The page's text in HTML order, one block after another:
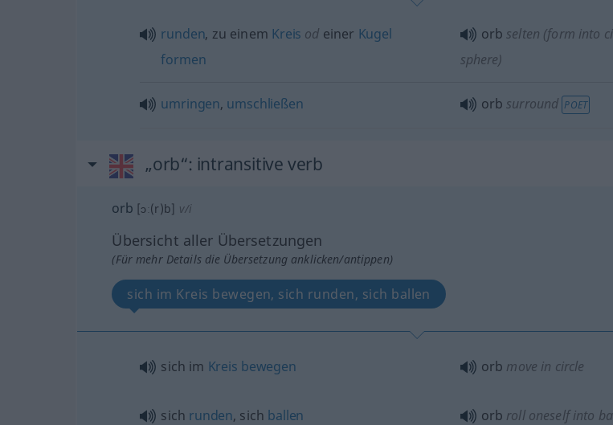
runden, zu einem Kreis od einer Kugel
formen
orb selten (form into
sphere)
umringen, umschließen orb surround POET
„orb“: intransitive verb
orb [ɔː(r)b] v/i
Übersicht aller Übersetzungen
(Für mehr Details die Übersetzung anklicken/antippen)
sich im Kreis bewegen, sich runden, sich ballen
sich im Kreis bewegen orb move in circle
sich runden, sich ballen orb roll oneself into